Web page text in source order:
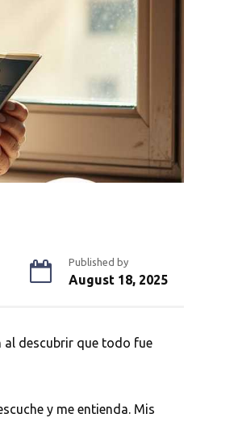
Published by
August 18, 2025
al descubrir que todo fue
y me entienda. Mis